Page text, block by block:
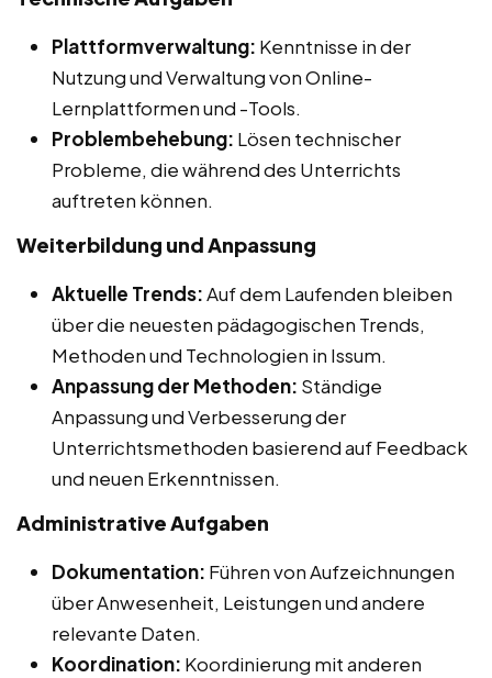
Plattformverwaltung: Kenntnisse in der
Nutzung und Verwaltung von Online-
Lernplattformen und -Tools.
Problembehebung: Lösen technischer
Probleme, die während des Unterrichts
auftreten können.
Weiterbildung und Anpassung
Aktuelle Trends:Auf dem Laufenden bleiben
über die neuesten pädagogischen Trends,
Methoden und Technologien in Issum.
Anpassung der Methoden: Ständige
Anpassung und Verbesserung der
Unterrichtsmethoden basierend auf Feedback
und neuen Erkenntnissen.
Administrative Aufgaben
Dokumentation: Führen von Aufzeichnungen
über Anwesenheit, Leistungen und andere
relevante Daten.
Koordination: Koordinierung mit anderen